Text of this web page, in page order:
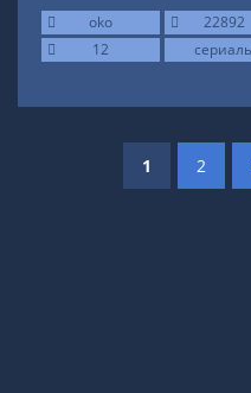
oko
22892
12
1 2